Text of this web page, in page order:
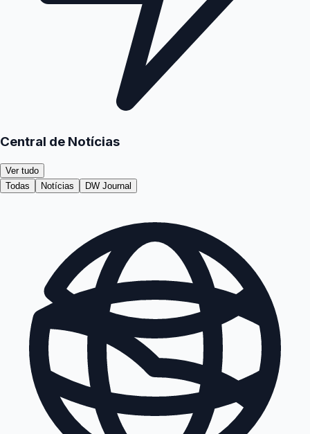
Central de Notícias
Ver tudo
Todas
Notícias DW Journal